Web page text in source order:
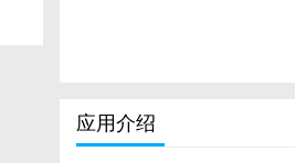
应用介绍